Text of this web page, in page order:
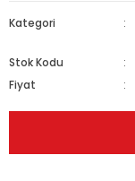
Kategori
Stok Kodu
Fiyat